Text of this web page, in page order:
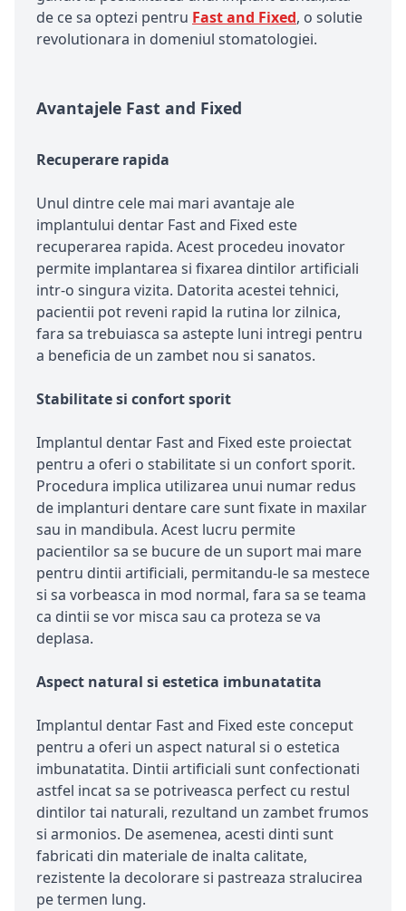
de ce sa optezi pentru Fast and Fixed, o solutie
revolutionara in domeniul stomatologiei.
Avantajele Fast and Fixed
Recuperare rapida
Unul dintre cele mai mari avantaje ale
implantului dentar Fast and Fixed este
recuperarea rapida. Acest procedeu inovator
permite implantarea si fixarea dintilor artificiali
intr-o singura vizita. Datorita acestei tehnici,
pacientii pot reveni rapid la rutina lor zilnica,
fara sa trebuiasca sa astepte luni intregi pentru
a beneficia de un zambet nou si sanatos.
Stabilitate si confort sporit
Implantul dentar Fast and Fixed este proiectat
pentru a oferi o stabilitate si un confort sporit.
Procedura implica utilizarea unui numar redus
de implanturi dentare care sunt fixate in maxilar
sau in mandibula. Acest lucru permite
pacientilor sa se bucure de un suport mai mare
pentru dintii artificiali, permitandu-le sa mestece
si sa vorbeasca in mod normal, fara sa se teama
ca dintii se vor misca sau ca proteza se va
deplasa.
Aspect natural si estetica imbunatatita
Implantul dentar Fast and Fixed este conceput
pentru a oferi un aspect natural si o estetica
imbunatatita. Dintii artificiali sunt confectionati
astfel incat sa se potriveasca perfect cu restul
dintilor tai naturali, rezultand un zambet frumos
si armonios. De asemenea, acesti dinti sunt
fabricati din materiale de inalta calitate,
rezistente la decolorare si pastreaza stralucirea
pe termen lung.